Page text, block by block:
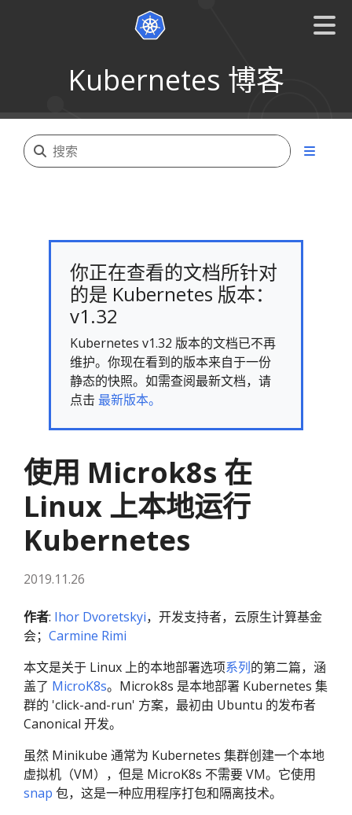
Kubernetes 博客
你正在查看的文档所针对
的是 Kubernetes 版本：
v1.32
Kubernetes v1.32 版本的文档已不再
维护。你现在看到的版本来自于一份
静态的快照。如需查阅最新文档，请
点击 最新版本。
使用 Microk8s 在
Linux 上本地运行
Kubernetes
2019.11.26
作者: Ihor Dvoretskyi，开发支持者，云原生计算基金
会； Carmine Rimi
本文是关于 Linux 上的本地部署选项系列的第二篇，涵
盖了 MicroK8s。Microk8s 是本地部署 Kubernetes 集
群的 'click-and-run' 方案，最初由 Ubuntu 的发布者
Canonical 开发。
虽然 Minikube 通常为 Kubernetes 集群创建一个本地
虚拟机（VM），但是 MicroK8s 不需要 VM。它使用
snap 包，这是一种应用程序打包和隔离技术。